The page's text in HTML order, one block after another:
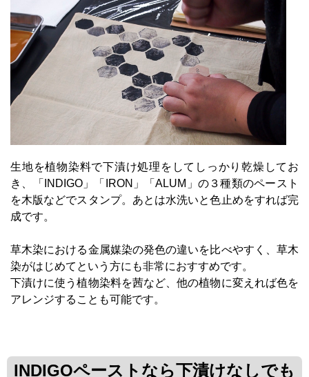
生地を植物染料で下漬け処理をしてしっかり乾燥してお
き、「INDIGO」「IRON」「ALUM」の３種類のペースト
を木版などでスタンプ。あとは水洗いと色止めをすれば完
成です。
草木染における金属媒染の発色の違いを比べやすく、草木
染がはじめてという方にも非常におすすめです。
下漬けに使う植物染料を茜など、他の植物に変えれば色を
アレンジすることも可能です。
INDIGOペーストなら下漬けなしでも